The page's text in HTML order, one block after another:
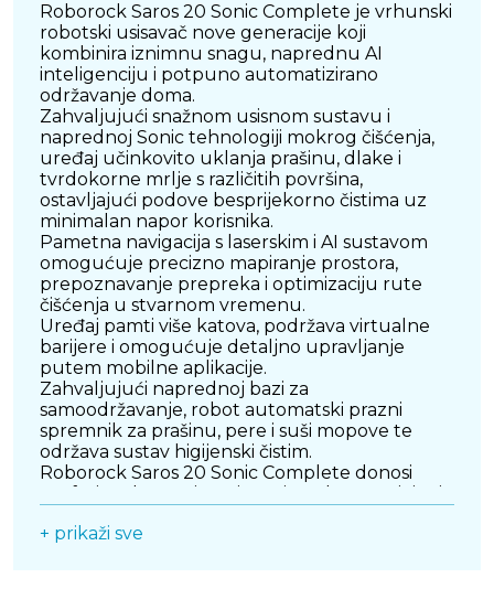
Roborock Saros 20 Sonic Complete je vrhunski
robotski usisavač nove generacije koji
kombinira iznimnu snagu, naprednu AI
inteligenciju i potpuno automatizirano
održavanje doma.
Zahvaljujući snažnom usisnom sustavu i
naprednoj Sonic tehnologiji mokrog čišćenja,
uređaj učinkovito uklanja prašinu, dlake i
tvrdokorne mrlje s različitih površina,
ostavljajući podove besprijekorno čistima uz
minimalan napor korisnika.
Pametna navigacija s laserskim i AI sustavom
omogućuje precizno mapiranje prostora,
prepoznavanje prepreka i optimizaciju rute
čišćenja u stvarnom vremenu.
Uređaj pamti više katova, podržava virtualne
barijere i omogućuje detaljno upravljanje
putem mobilne aplikacije.
Zahvaljujući naprednoj bazi za
samoodržavanje, robot automatski prazni
spremnik za prašinu, pere i suši mopove te
održava sustav higijenski čistim.
Roborock Saros 20 Sonic Complete donosi
jednom inteligentnom uređaju koji značajno
+ prikaži sve